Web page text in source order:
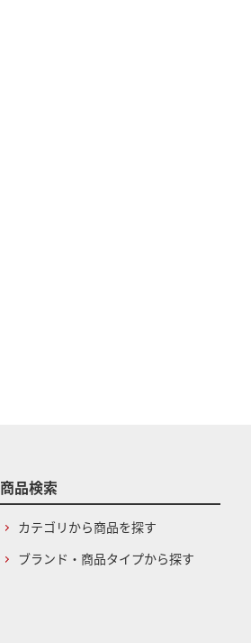
商品検索
カテゴリから商品を探す
ブランド・商品タイプから探す